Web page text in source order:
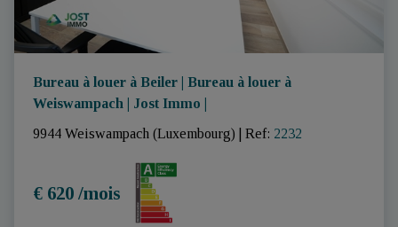
Bureau à louer à Beiler | Bureau à louer à
Weiswampach | Jost Immo |
9944 Weiswampach (Luxembourg)
Ref: 2232
€ 620 /mois